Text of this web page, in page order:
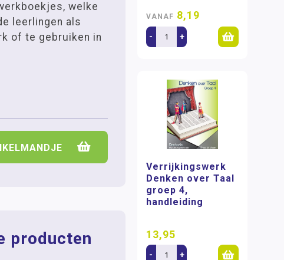
welke
leerlingen als
of te gebruiken in
producten
VANAF 8,19
- +
Verrijkingswerk
Denken over Taal
groep 4,
handleiding
13,95
- +